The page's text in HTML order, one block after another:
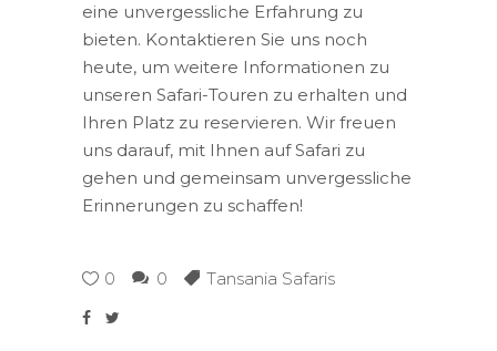
eine unvergessliche Erfahrung zu
bieten. Kontaktieren Sie uns noch
heute, um weitere Informationen zu
unseren Safari-Touren zu erhalten und
Ihren Platz zu reservieren. Wir freuen
uns darauf, mit Ihnen auf Safari zu
gehen und gemeinsam unvergessliche
Erinnerungen zu schaffen!
0 0 Tansania Safaris